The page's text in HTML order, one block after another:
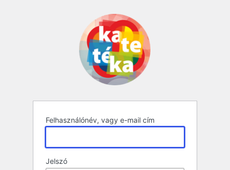
Felhasználónév, vagy e-mail cím
Jelszó